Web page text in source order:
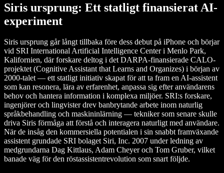
Siris ursprung: Ett statligt finansierat AI-
experiment
Siris ursprung går långt tillbaka före dess debut på iPhone och börjar
vid SRI International Artificial Intelligence Center i Menlo Park,
Kalifornien, där forskare deltog i det DARPA-finansierade CALO-
projektet (Cognitive Assistant that Learns and Organizes) i början av
2000-talet — ett statligt initiativ skapat för att ta fram en AI-assistent
som kan resonera, lära av erfarenhet, anpassa sig efter användarens
behov och hantera information i komplexa miljöer. SRI:s forskare,
ingenjörer och lingvister drev banbrytande arbete inom naturlig
språkbehandling och maskininlärning — tekniker som senare skulle
driva Siris förmåga att förstå och interagera naturligt med användare.
När de insåg den kommersiella potentialen i sin snabbt framväxande
assistent grundade SRI bolaget Siri, Inc. 2007 under ledning av
medgrundarna Dag Kittlaus, Adam Cheyer och Tom Gruber, vilket
banade väg för den röstassistentrevolution som snart följde.